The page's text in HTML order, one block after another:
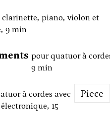
piano, violon et
9 min
pour quatuor à
9 min
à cordes avec
15
Piece